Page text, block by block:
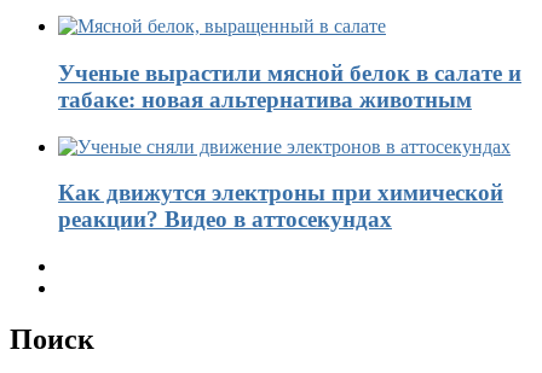
Ученые вырастили мясной белок в салате и
табаке: новая альтернатива животным
Как движутся электроны при химической
реакции? Видео в аттосекундах
Поиск